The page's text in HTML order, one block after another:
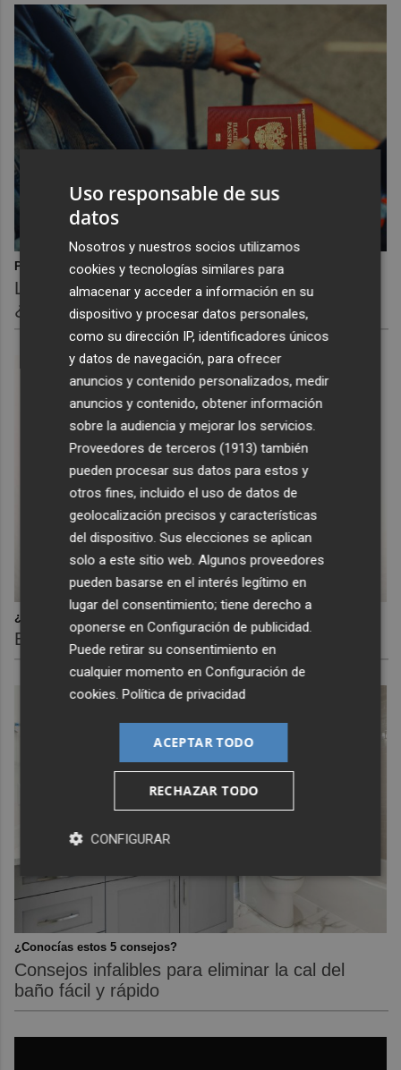
Pasaportes que abren puertas
Los pasaportes más poderosos del mundo,
¿está el tuyo?
¿Por qué se contagia?
El bostezo es más social de lo que imaginas
¿Conocías estos 5 consejos?
Consejos infalibles para eliminar la cal del
baño fácil y rápido
Uso responsable de sus
datos
Nosotros y nuestros socios utilizamos
cookies y tecnologías similares para
almacenar y acceder a información en su
dispositivo y procesar datos personales,
como su dirección IP, identificadores únicos
y datos de navegación, para ofrecer
anuncios y contenido personalizados, medir
anuncios y contenido, obtener información
sobre la audiencia y mejorar los servicios.
Proveedores de terceros (1913) también
pueden procesar sus datos para estos y
otros fines, incluido el uso de datos de
geolocalización precisos y características
del dispositivo. Sus elecciones se aplican
solo a este sitio web. Algunos proveedores
pueden basarse en el interés legítimo en
lugar del consentimiento; tiene derecho a
oponerse enConfiguración de publicidad.
Puede retirar su consentimiento en
cualquier momento enConfiguración de
cookies.Política de privacidad
ACEPTAR TODO
RECHAZAR TODO
CONFIGURAR